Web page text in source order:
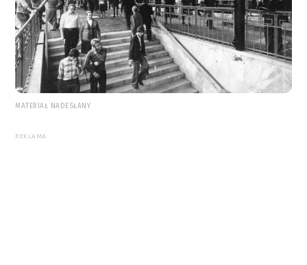
MATERIAŁ NADESŁANY
REKLAMA